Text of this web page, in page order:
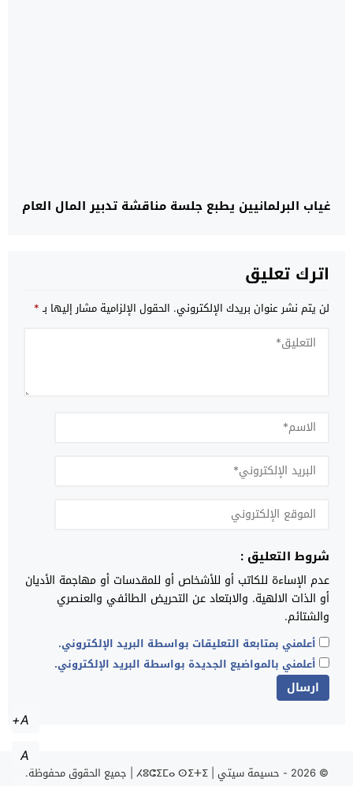
غياب البرلمانيين يطبع جلسة مناقشة تدبير المال العام
اترك تعليق
لن يتم نشر عنوان بريدك الإلكتروني. الحقول الإلزامية مشار إليها بـ*
شروط التعليق :
عدم الإساءة للكاتب أو للأشخاص أو للمقدسات أو مهاجمة الأديان
أو الذات الالهية. والابتعاد عن التحريض الطائفي والعنصري
والشتائم.
أعلمني بمتابعة التعليقات بواسطة البريد الإلكتروني.
أعلمني بالمواضيع الجديدة بواسطة البريد الإلكتروني.
© 2026 -
حسيمة سيتي | ⵃⵓⵛⵉⵎⴰ ⵙⵉⵜⵉ | جميع الحقوق محفوظة.
A+
A